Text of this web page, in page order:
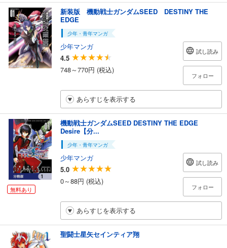
新装版 機動戦士ガンダムSEED DESTINY THE
EDGE
少年・青年マンガ
少年マンガ
4.5
748～770円 (税込)
試し読み
フォロー
あらすじを表示する
無料あり
機動戦士ガンダムSEED DESTINY THE EDGE
Desire【分...
少年・青年マンガ
少年マンガ
5.0
0～88円 (税込)
試し読み
フォロー
あらすじを表示する
聖闘士星矢セインティア翔